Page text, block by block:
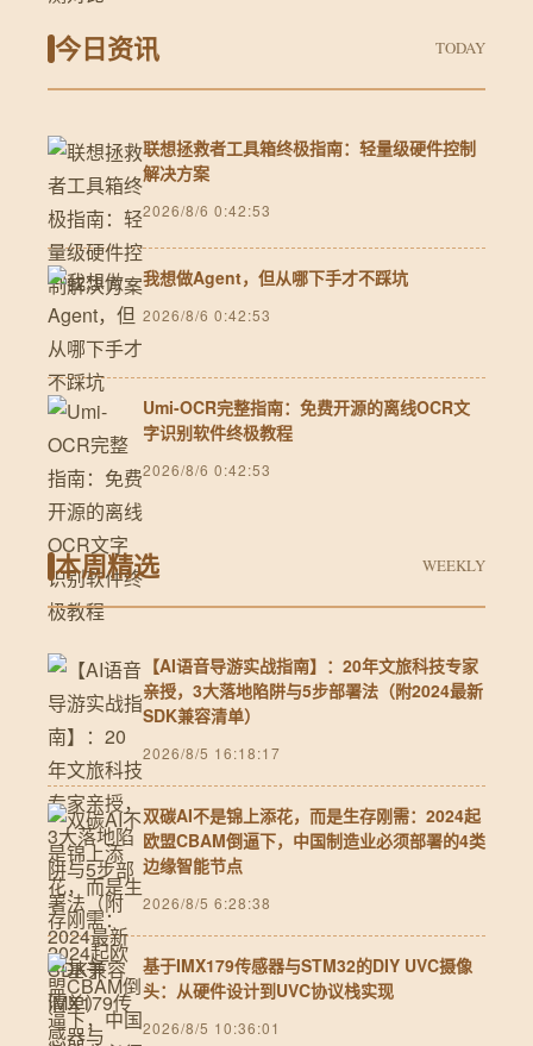
今日资讯 TODAY
联想拯救者工具箱终极指南：轻量级硬件控制
解决方案
2026/8/6 0:42:53
我想做Agent，但从哪下手才不踩坑
2026/8/6 0:42:53
Umi-OCR完整指南：免费开源的离线OCR文
字识别软件终极教程
2026/8/6 0:42:53
本周精选 WEEKLY
【AI语音导游实战指南】：20年文旅科技专家
亲授，3大落地陷阱与5步部署法（附2024最新
SDK兼容清单）
2026/8/5 16:18:17
双碳AI不是锦上添花，而是生存刚需：2024起
欧盟CBAM倒逼下，中国制造业必须部署的4类
边缘智能节点
2026/8/5 6:28:38
基于IMX179传感器与STM32的DIY UVC摄像
头：从硬件设计到UVC协议栈实现
2026/8/5 10:36:01